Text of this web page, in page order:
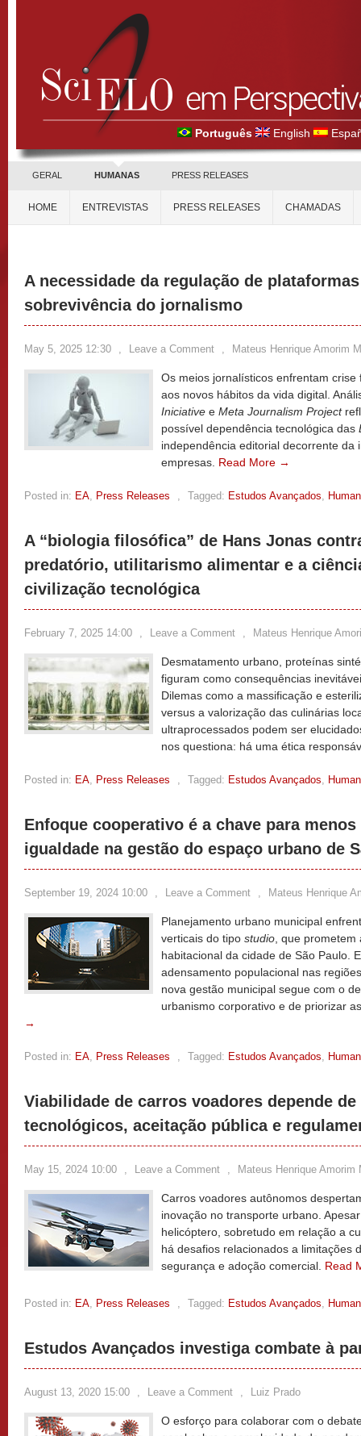
Português English
GERAL HUMANAS PRESS RELEASES
HOME ENTREVISTAS PRESS RELEASES CHAMADAS
A necessidade da regulação de
sobrevivência do jornalismo
May 5, 2025 12:30 , Leave a Comment , Mateus Henrique Amorim
Os meios jornalísticos enfrentam
aos novos hábitos da vida digital.
Iniciative e Meta Journalism Project
possível dependência tecnológica das
independência editorial decorrente da
empresas. Read More →
Posted in: EA, Press Releases , Tagged: Estudos Avançados,
A “biologia filosófica” de Hans Jonas
predatório, utilitarismo alimentar e a
civilização tecnológica
February 7, 2025 14:00 , Leave a Comment , Mateus Henrique
Desmatamento urbano, proteínas
figuram como consequências
Dilemas como a massificação e
versus a valorização das culinárias
ultraprocessados podem ser
nos questiona: há uma ética
Posted in: EA, Press Releases , Tagged: Estudos Avançados,
Enfoque cooperativo é a chave para menos
igualdade na gestão do espaço urbano de
September 19, 2024 10:00 , Leave a Comment , Mateus Henrique
Planejamento urbano municipal
verticais do tipo studio , que
habitacional da cidade de São Paulo.
adensamento populacional nas
nova gestão municipal segue com o
urbanismo corporativo e de priorizar
→
Posted in: EA, Press Releases , Tagged: Estudos Avançados,
Viabilidade de carros voadores depende
tecnológicos, aceitação pública e
May 15, 2024 10:00 , Leave a Comment , Mateus Henrique Amorim
Carros voadores autônomos
inovação no transporte urbano.
helicóptero, sobretudo em relação a
há desafios relacionados a limitações
segurança e adoção comercial. Read
Posted in: EA, Press Releases , Tagged: Estudos Avançados,
Estudos Avançados investiga combate à
August 13, 2020 15:00 , Leave a Comment , Luiz Prado
O esforço para colaborar com o